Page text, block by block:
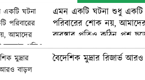
বাংলাদেশের নারী
লড়াই, শিরোপা জিতেও
এমন একটি ঘটনা শুধু একটি
পরিবারের শোক নয়, আমাদের
ব্যবস্থার প্রতিও কঠিন প্রশ্ন
বৈদেশিক মুদ্রার রিজার্ভ